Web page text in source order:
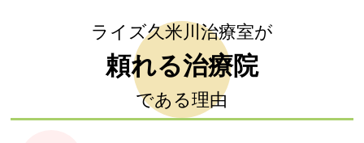
ライズ久米川治療室が
頼れる治療院
である理由